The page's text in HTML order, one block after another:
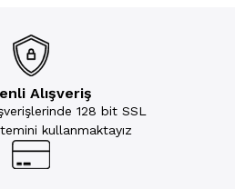
Alışveriş
128 bit SSL
kullanmaktayız